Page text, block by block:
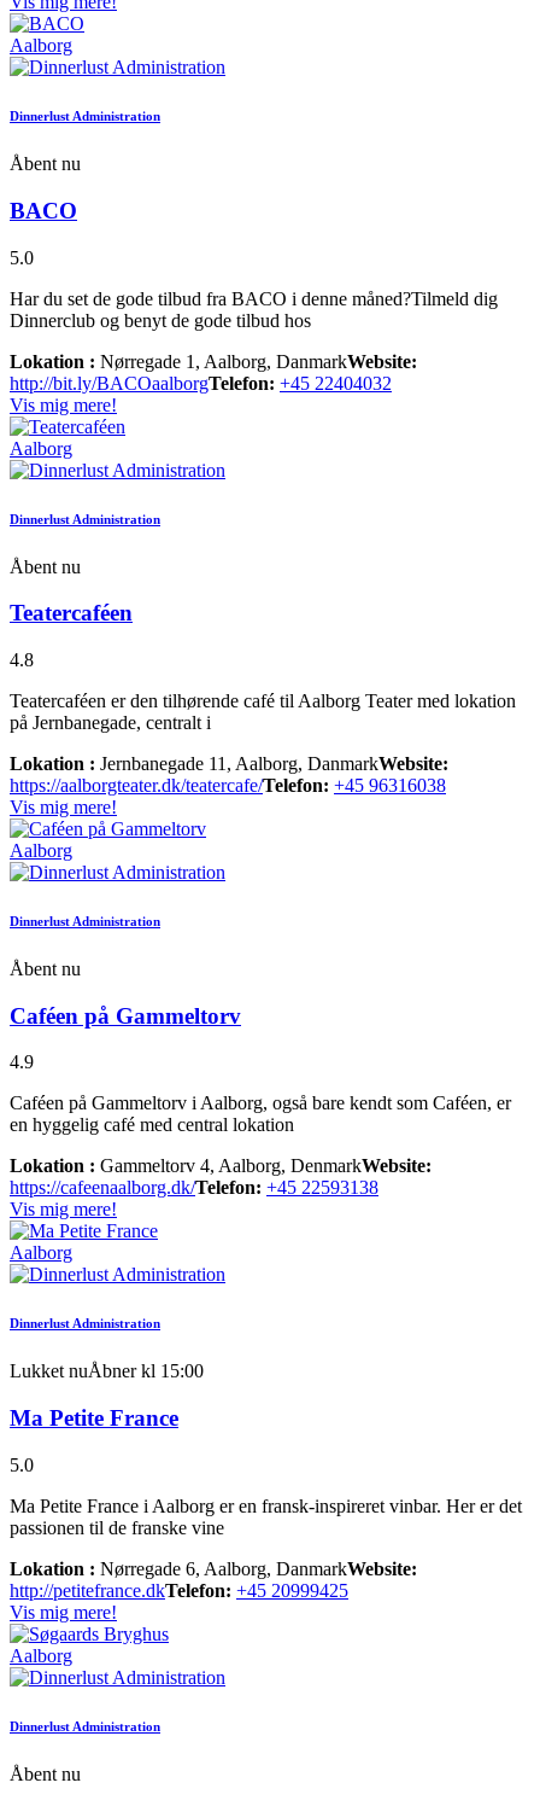
Aalborg
Dinnerlust Administration
Åbent nu
BACO
5.0
Har du set de gode tilbud fra BACO i denne måned?Tilmeld dig
Dinnerclub og benyt de gode tilbud hos
Lokation : Nørregade 1, Aalborg, DanmarkWebsite:
http://bit.ly/BACOaalborgTelefon: +45 22404032
Vis mig mere!
Aalborg
Dinnerlust Administration
Åbent nu
Teatercaféen
4.8
Teatercaféen er den tilhørende café til Aalborg Teater med lokation
på Jernbanegade, centralt i
Lokation : Jernbanegade 11, Aalborg, DanmarkWebsite:
https://aalborgteater.dk/teatercafe/Telefon: +45 96316038
Vis mig mere!
Aalborg
Dinnerlust Administration
Åbent nu
Caféen på Gammeltorv
4.9
Caféen på Gammeltorv i Aalborg, også bare kendt som Caféen, er
en hyggelig café med central lokation
Lokation : Gammeltorv 4, Aalborg, DenmarkWebsite:
https://cafeenaalborg.dk/Telefon: +45 22593138
Vis mig mere!
Aalborg
Dinnerlust Administration
Lukket nuÅbner kl 15:00
Ma Petite France
5.0
Ma Petite France i Aalborg er en fransk-inspireret vinbar. Her er det
passionen til de franske vine
Lokation : Nørregade 6, Aalborg, DanmarkWebsite:
http://petitefrance.dkTelefon: +45 20999425
Vis mig mere!
Aalborg
Dinnerlust Administration
Åbent nu